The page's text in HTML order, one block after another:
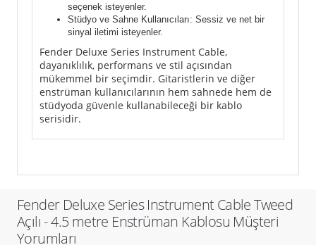
seçenek isteyenler.
Stüdyo ve Sahne Kullanıcıları: Sessiz ve net bir
sinyal iletimi isteyenler.
Fender Deluxe Series Instrument Cable,
dayanıklılık, performans ve stil açısından
mükemmel bir seçimdir. Gitaristlerin ve diğer
enstrüman kullanıcılarının hem sahnede hem de
stüdyoda güvenle kullanabileceği bir kablo
serisidir.
Fender Deluxe Series Instrument Cable Tweed
Açılı - 4.5 metre Enstrüman Kablosu Müşteri
Yorumları